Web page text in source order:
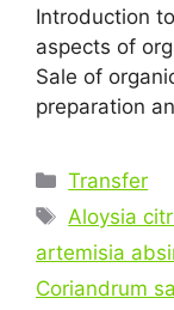
Introduction
aspects of
Sale of
preparation
Categories
Transfer
Tags
Aloysia
artemisia
Coriandrum